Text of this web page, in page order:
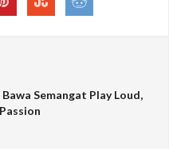
Semangat Play Loud,